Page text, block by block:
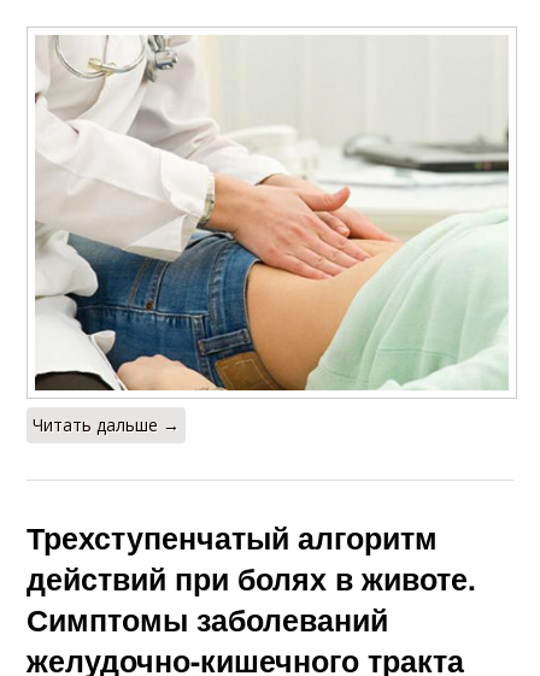
Читать дальше →
Трехступенчатый алгоритм
действий при болях в животе.
Симптомы заболеваний
желудочно-кишечного тракта